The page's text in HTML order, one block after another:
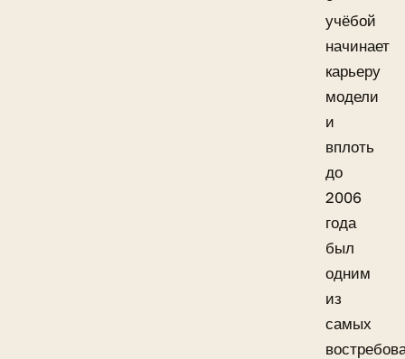
учёбой
начинает
карьеру
модели
и
вплоть
до
2006
года
был
одним
из
самых